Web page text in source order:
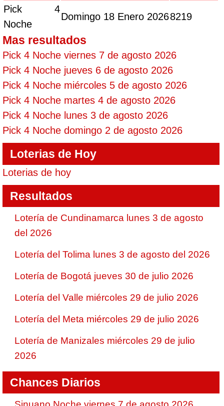
Pick 4
Noche
Domingo 18 Enero 20268219
Mas resultados
Pick 4 Noche viernes 7 de agosto 2026
Pick 4 Noche jueves 6 de agosto 2026
Pick 4 Noche miércoles 5 de agosto 2026
Pick 4 Noche martes 4 de agosto 2026
Pick 4 Noche lunes 3 de agosto 2026
Pick 4 Noche domingo 2 de agosto 2026
Loterias de Hoy
Loterias de hoy
Resultados
Lotería de Cundinamarca lunes 3 de agosto
del 2026
Lotería del Tolima lunes 3 de agosto del 2026
Lotería de Bogotá jueves 30 de julio 2026
Lotería del Valle miércoles 29 de julio 2026
Lotería del Meta miércoles 29 de julio 2026
Lotería de Manizales miércoles 29 de julio
2026
Chances Diarios